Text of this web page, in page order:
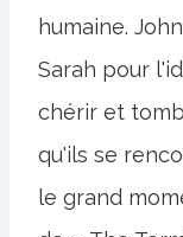
humaine.
Sarah pour
chérir et
qu'ils se
le grand